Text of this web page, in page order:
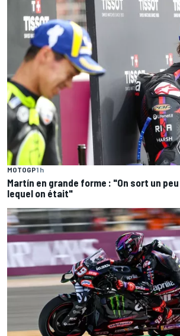
MOTOGP1 h
Martín en grande forme : "On sort un
lequel on était"